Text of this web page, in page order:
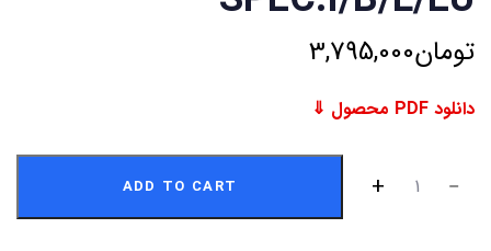
تومان3,795,000
دانلود PDF محصول ⇓
ADD TO CART